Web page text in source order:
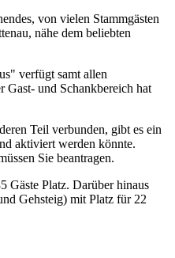
von vielen Stammgästen
nähe dem beliebten
verfügt samt allen
Gast- und Schankbereich hat
Teil verbunden, gibt es ein
aktiviert werden könnte.
Sie beantragen.
Gäste Platz. Darüber hinaus
Gehsteig) mit Platz für 22